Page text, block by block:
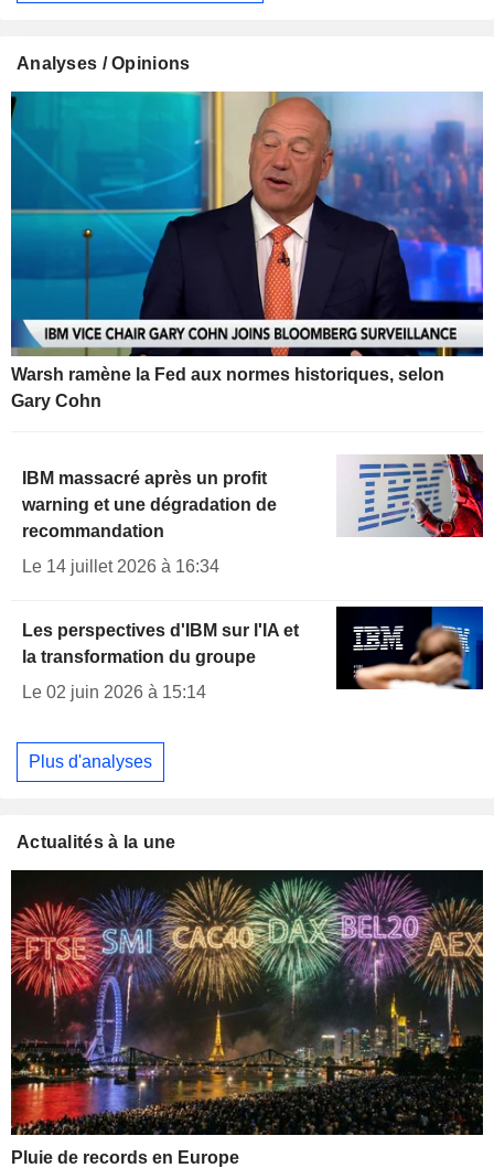
Analyses / Opinions
Warsh ramène la Fed aux normes historiques, selon
Gary Cohn
IBM massacré après un profit
warning et une dégradation de
recommandation
Le 14 juillet 2026 à 16:34
Les perspectives d'IBM sur l'IA et
la transformation du groupe
Le 02 juin 2026 à 15:14
Plus d'analyses
Actualités à la une
Pluie de records en Europe